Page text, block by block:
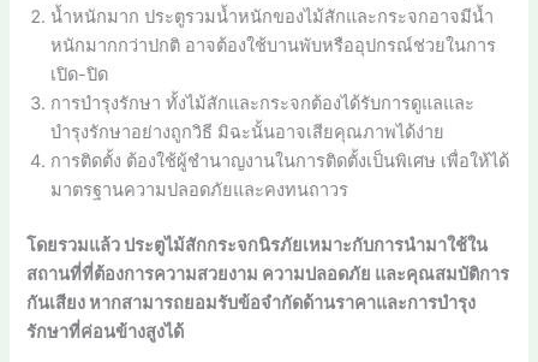
น้ำหนักมาก ประตูรวมน้ำหนักของไม้สักและกระจกอาจมีน้ำ
หนักมากกว่าปกติ อาจต้องใช้บานพับหรืออุปกรณ์ช่วยในการ
เปิด-ปิด
การบำรุงรักษา ทั้งไม้สักและกระจกต้องได้รับการดูแลและ
บำรุงรักษาอย่างถูกวิธี มิฉะนั้นอาจเสียคุณภาพได้ง่าย
การติดตั้ง ต้องใช้ผู้ชำนาญงานในการติดตั้งเป็นพิเศษ เพื่อให้ได้
มาตรฐานความปลอดภัยและคงทนถาวร
โดยรวมแล้ว ประตูไม้สักกระจกนิรภัยเหมาะกับการนำมาใช้ใน
สถานที่ที่ต้องการความสวยงาม ความปลอดภัย และคุณสมบัติการ
กันเสียง หากสามารถยอมรับข้อจำกัดด้านราคาและการบำรุง
รักษาที่ค่อนข้างสูงได้